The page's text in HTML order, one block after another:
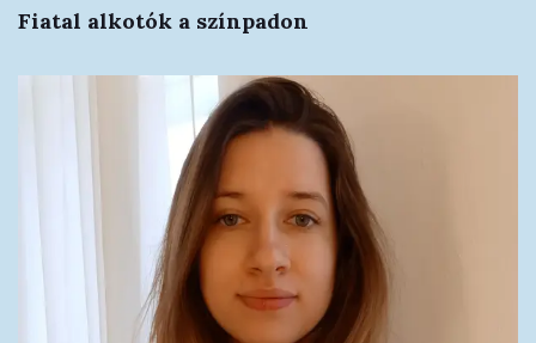
Fiatal alkotók a színpadon